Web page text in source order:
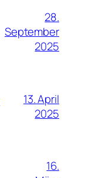
28.
September
2025
13. April
2025
16.